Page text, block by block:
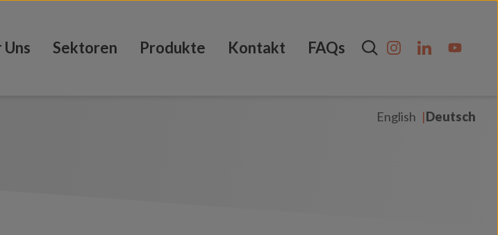
Uns Sektoren Produkte Kontakt FAQs
English Deutsch